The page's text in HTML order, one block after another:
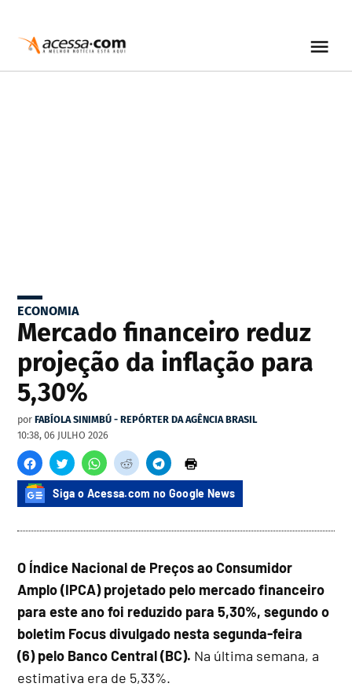
ECONOMIA
Mercado financeiro reduz
projeção da inflação para
5,30%
por FABÍOLA SINIMBÚ - REPÓRTER DA AGÊNCIA BRASIL
10:38, 06 JULHO 2026
Siga o Acessa.com no Google News
O Índice Nacional de Preços ao Consumidor
Amplo (IPCA) projetado pelo mercado financeiro
para este ano foi reduzido para 5,30%, segundo o
boletim Focus divulgado nesta segunda-feira
(6) pelo Banco Central (BC). Na última semana, a
estimativa era de 5,33%.